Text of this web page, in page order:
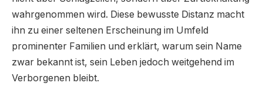
wahrgenommen wird. Diese bewusste Distanz macht
ihn zu einer seltenen Erscheinung im Umfeld
prominenter Familien und erklärt, warum sein Name
zwar bekannt ist, sein Leben jedoch weitgehend im
Verborgenen bleibt.